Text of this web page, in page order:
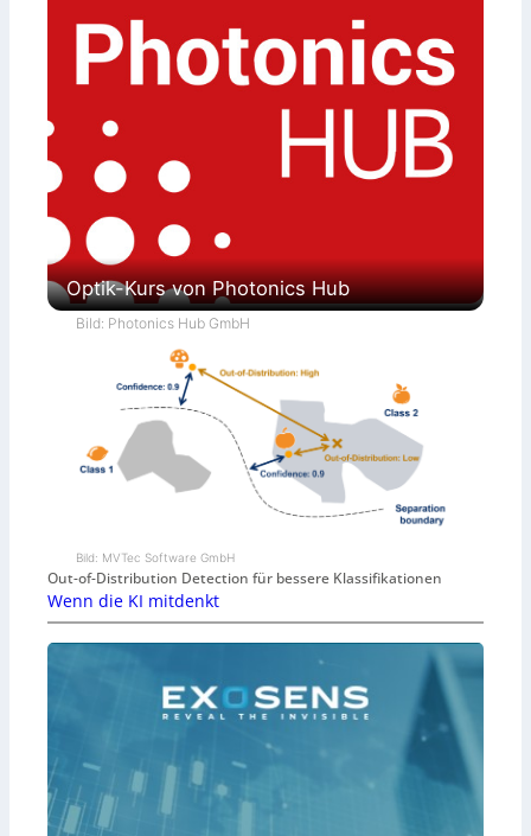
Optik-Kurs von Photonics Hub
Bild: Photonics Hub GmbH
Bild: MVTec Software GmbH
Out-of-Distribution Detection für bessere Klassifikationen
Wenn die KI mitdenkt